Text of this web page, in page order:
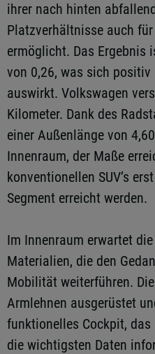
ihrer nach hinten
Platzverhältnisse auch
ermöglicht. Das Ergebnis
von 0,26, was sich
auswirkt. Volkswagen
Kilometer. Dank des
einer Außenlänge von
Innenraum, der Maße
konventionellen SUV’s
Segment erreicht werden.
Im Innenraum erwartet
Materialien, die den
Mobilität weiterführen.
Armlehnen ausgerüstet
funktionelles Cockpit,
die wichtigsten Daten